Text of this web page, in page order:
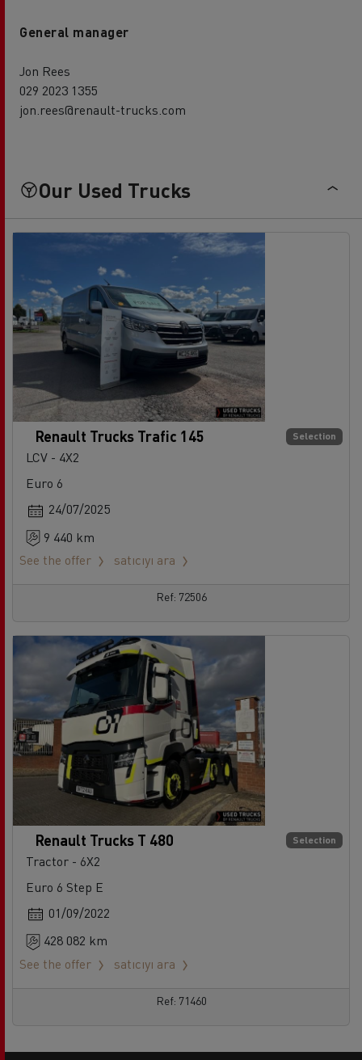
General manager
Jon Rees
029 2023 1355
jon.rees@renault-trucks.com
Our Used Trucks
Selection
Renault Trucks Trafic 145
LCV - 4X2
Euro 6
24/07/2025
9 440 km
See the offer
satıcıyı ara
Ref: 72506
Selection
Renault Trucks T 480
Tractor - 6X2
Euro 6 Step E
01/09/2022
428 082 km
See the offer
satıcıyı ara
Ref: 71460